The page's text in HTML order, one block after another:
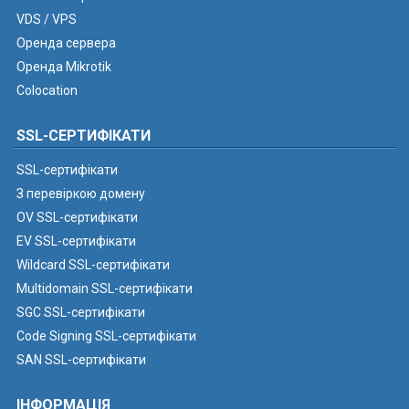
VDS / VPS
Оренда сервера
Оренда Mikrotik
Colocation
SSL-СЕРТИФІКАТИ
SSL-сертифікати
З перевіркою домену
OV SSL-сертифікати
EV SSL-сертифікати
Wildcard SSL-сертифікати
Multidomain SSL-сертифікати
SGC SSL-сертифікати
Code Signing SSL-сертифікати
SAN SSL-сертифікати
ІНФОРМАЦІЯ